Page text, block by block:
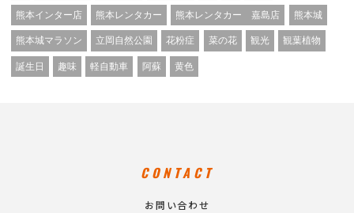
熊本インター店 熊本レンタカー 熊本レンタカー 嘉島店 熊本城
熊本城マラソン 立岡自然公園 花粉症 菜の花 観光 観葉植物
誕生日 趣味 軽自動車 阿蘇 黄色
CONTACT
お問い合わせ